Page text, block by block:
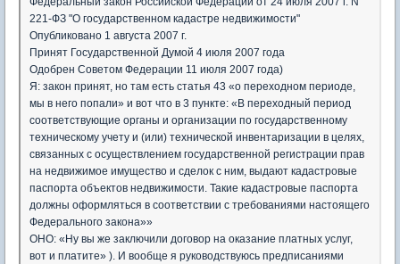
221-ФЗ "О государственном кадастре недвижимости"
Опубликовано 1 августа 2007 г.
Принят Государственной Думой 4 июля 2007 года
Одобрен Советом Федерации 11 июля 2007 года)
Я: закон принят, но там есть статья 43 «о переходном периоде,
мы в него попали» и вот что в 3 пункте: «В переходный период
соответствующие органы и организации по государственному
техническому учету и (или) технической инвентаризации в целях,
связанных с осуществлением государственной регистрации прав
на недвижимое имущество и сделок с ним, выдают кадастровые
паспорта объектов недвижимости. Такие кадастровые паспорта
должны оформляться в соответствии с требованиями настоящего
Федерального закона»»
ОНО: «Ну вы же заключили договор на оказание платных услуг,
вот и платите» ). И вообще я руководствуюсь предписаниями